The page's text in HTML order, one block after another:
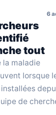
6
tout
la maladie
lorsque
de